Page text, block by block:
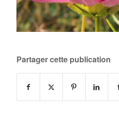
Partager cette publication